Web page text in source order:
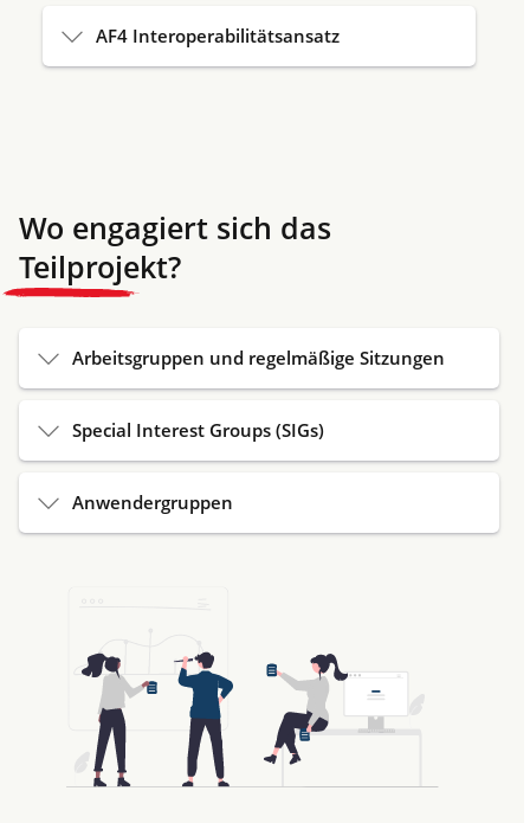
AF4 Interoperabilitätsansatz
Wo engagiert sich das
Teilprojekt?
Arbeitsgruppen und regelmäßige Sitzungen
Special Interest Groups (SIGs)
Anwendergruppen